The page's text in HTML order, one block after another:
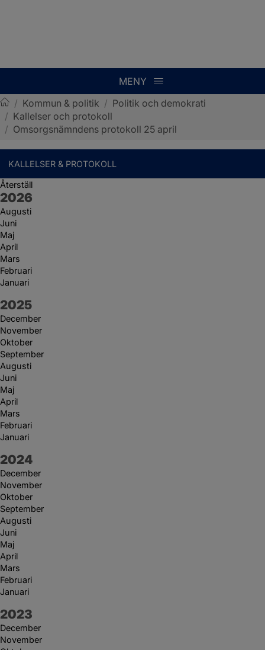
MENY
Sotenäs kommun
/ Kommun & politik / Politik och demokrati
/ Kallelser och protokoll
/ Omsorgsnämndens protokoll 25 april
KALLELSER & PROTOKOLL
Återställ
År:
2026
Augusti
Juni
Maj
April
Mars
Februari
Januari
År:
2025
December
November
Oktober
September
Augusti
Juni
Maj
April
Mars
Februari
Januari
År:
2024
December
November
Oktober
September
Augusti
Juni
Maj
April
Mars
Februari
Januari
År:
2023
December
November